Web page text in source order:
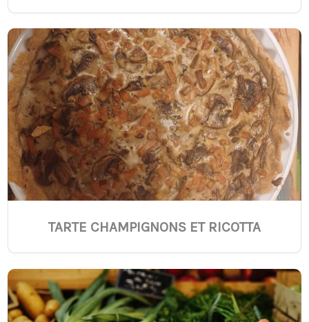
TARTE CHAMPIGNONS ET RICOTTA